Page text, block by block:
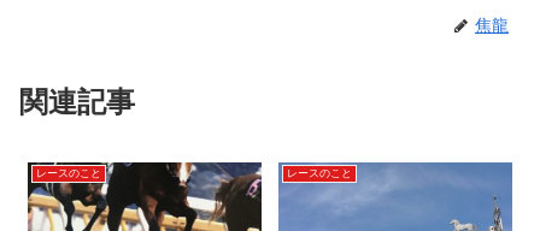
焦龍
関連記事
レースのこと レースのこと